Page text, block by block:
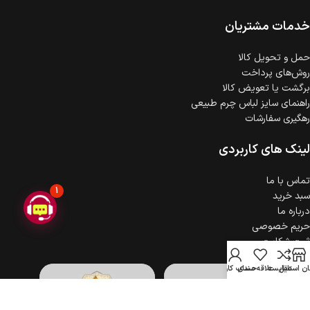
گارانتی معتبر برای تمامی محصولات ارائه می‌شود.خدمات مشتریان
حمل‌ و تحویل کالا
روش‌های پرداخت
برگشت یا تعویض کالا
راهنمای سایز لباس چرم طبیعی
رهگیری سفارشات
لینک های کاربردی
تماس با ما
سبد خرید
درباره ما
حریم خصوصی
ثبت شکایت
استایلمقایسهعلاقه مندی
حساب کاربری
1